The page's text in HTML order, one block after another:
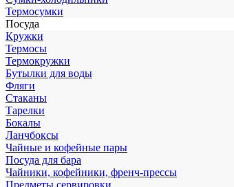
Термосумки
Посуда
Кружки
Термосы
Термокружки
Бутылки для воды
Фляги
Стаканы
Тарелки
Бокалы
Ланчбоксы
Чайные и кофейные пары
Посуда для бара
Чайники, кофейники, френч-прессы
Предметы сервировки